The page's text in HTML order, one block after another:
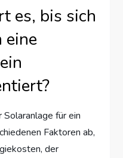
es, bis sich
eine
für ein
Faktoren ab,
der